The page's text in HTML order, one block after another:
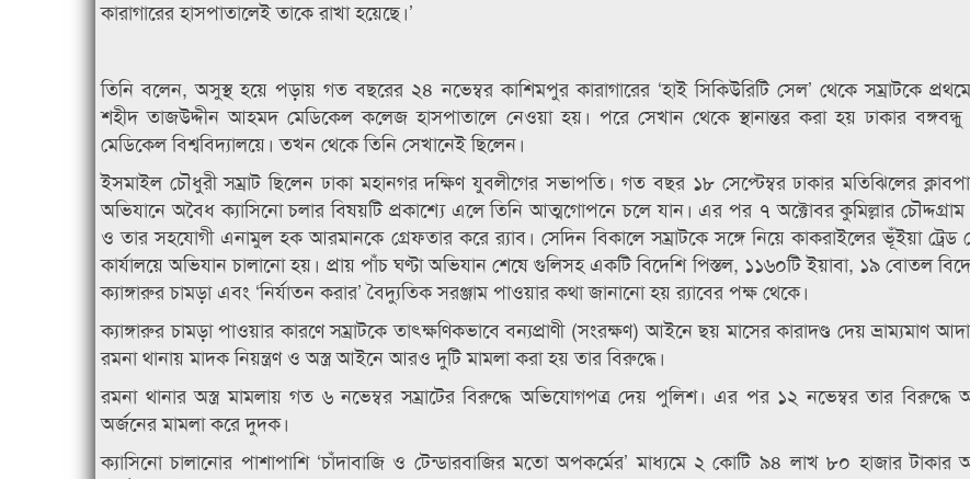
কারাগারের হাসপাতালেই তাকে রাখা হয়েছে।’
তিনি বলেন, অসুস্থ হয়ে পড়ায় গত বছরের ২৪ নভেম্বর কাশিমপুর কারাগারের ‘হাই সিকিউরিটি সেল’ থেকে সম্রাটকে
শহীদ তাজউদ্দীন আহমদ মেডিকেল কলেজ হাসপাতালে নেওয়া হয়। পরে সেখান থেকে স্থানান্তর করা হয় ঢাকার
মেডিকেল বিশ্ববিদ্যালয়ে। তখন থেকে তিনি সেখানেই ছিলেন।
ইসমাইল চৌধুরী সম্রাট ছিলেন ঢাকা মহানগর দক্ষিণ যুবলীগের সভাপতি। গত বছর ১৮ সেপ্টেম্বর ঢাকার মতিঝিলের
অভিযানে অবৈধ ক্যাসিনো চলার বিষয়টি প্রকাশ্যে এলে তিনি আত্মগোপনে চলে যান। এর পর ৭ অক্টোবর কুমিল্লার চৌদ্দগ্রাম
ও তার সহযোগী এনামুল হক আরমানকে গ্রেফতার করে র‌্যাব। সেদিন বিকালে সম্রাটকে সঙ্গে নিয়ে কাকরাইলের ভূঁইয়া ট্রেড
কার্যালয়ে অভিযান চালানো হয়। প্রায় পাঁচ ঘণ্টা অভিযান শেষে গুলিসহ একটি বিদেশি পিস্তল, ১১৬০টি ইয়াবা, ১৯ বোতল
ক্যাঙ্গারুর চামড়া এবং ‘নির্যাতন করার’ বৈদ্যুতিক সরঞ্জাম পাওয়ার কথা জানানো হয় র‌্যাবের পক্ষ থেকে।
ক্যাঙ্গারুর চামড়া পাওয়ার কারণে সম্রাটকে তাৎক্ষণিকভাবে বন্যপ্রাণী (সংরক্ষণ) আইনে ছয় মাসের কারাদণ্ড দেয় ভ্রাম্যমাণ
রমনা থানায় মাদক নিয়ন্ত্রণ ও অস্ত্র আইনে আরও দুটি মামলা করা হয় তার বিরুদ্ধে।
রমনা থানার অস্ত্র মামলায় গত ৬ নভেম্বর সম্রাটের বিরুদ্ধে অভিযোগপত্র দেয় পুলিশ। এর পর ১২ নভেম্বর তার বিরুদ্ধে
অর্জনের মামলা করে দুদক।
ক্যাসিনো চালানোর পাশাপাশি ‘চাঁদাবাজি ও টেন্ডারবাজির মতো অপকর্মের’ মাধ্যমে ২ কোটি ৯৪ লাখ ৮০ হাজার